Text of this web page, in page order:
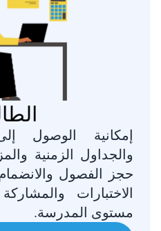
إمكانية الوصول
والجداول الزمنية
حجز الفصول
الاختبارات
مستوى المدرسة.